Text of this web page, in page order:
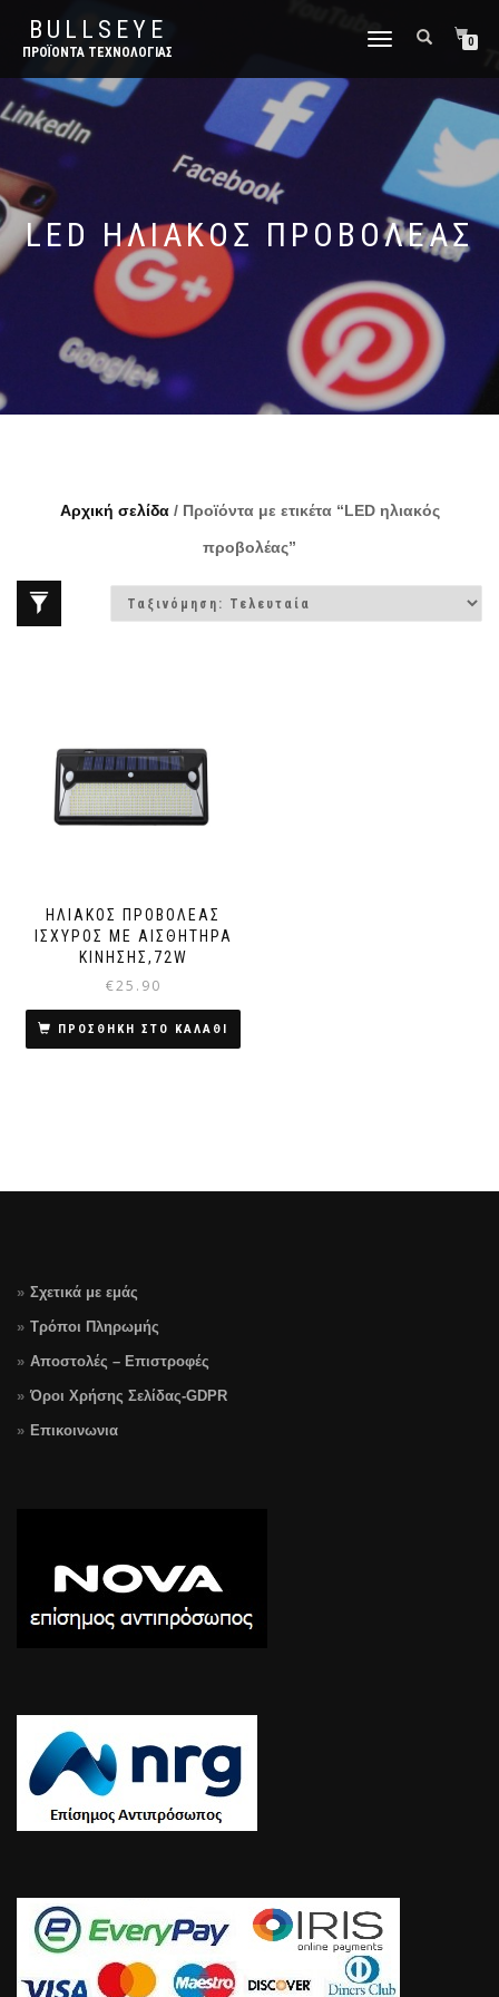
BULLSEYE
ΠΡΟΪΌΝΤΑ ΤΕΧΝΟΛΟΓΊΑΣ
ΕΝΑΛΛΑΓΉ
0
LED ΗΛΙΑΚΌΣ ΠΡΟΒΟΛΈΑΣ
Αρχική σελίδα/ Προϊόντα με ετικέτα “LED ηλιακός
προβολέας”
ΗΛΙΑΚΌΣ ΠΡΟΒΟΛΈΑΣ
ΙΣΧΥΡΟΣ ΜΕ ΑΙΣΘΗΤΉΡΑ
ΚΊΝΗΣΗΣ,72W
€25.90
ΠΡΟΣΘΗΚΗ ΣΤΟ ΚΑΛΑΘΙ
Σχετικά με εμάς
Τρόποι Πληρωμής
Αποστολές – Επιστροφές
Όροι Χρήσης Σελίδας-GDPR
Επικοινωνια